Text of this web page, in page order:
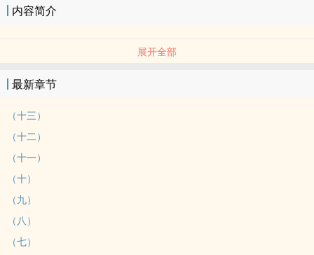
内容简介
展开全部
最新章节
（十三）
（十二）
（十一）
（十）
（九）
（八）
（七）